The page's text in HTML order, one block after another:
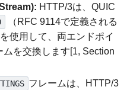
HTTP/3は、QUIC
（RFC 9114で定義される
使用して、両エンドポイ
ムを交換します[1, Section
フレームは、HTTP/3